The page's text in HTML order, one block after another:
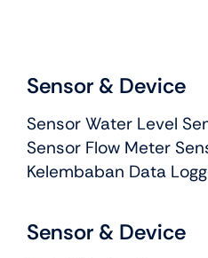
Sensor & Device
Sensor Water Level
Sensor Flow Meter
Kelembaban Data
Sensor & Device